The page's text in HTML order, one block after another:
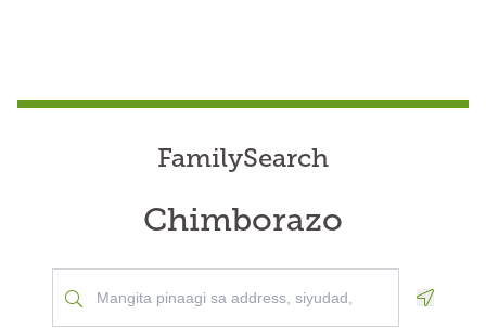
FamilySearch
Chimborazo